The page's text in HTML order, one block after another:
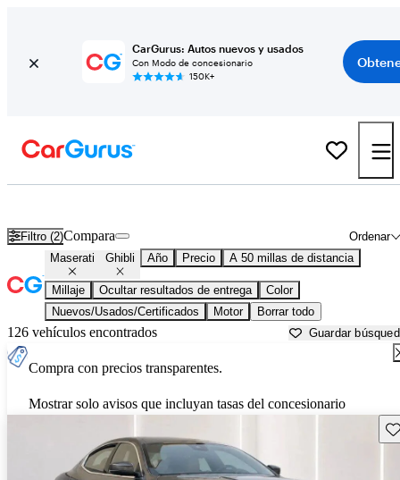
CarGurus: Autos nuevos y usados
Con Modo de concesionario
150K+
Filtro (2) Ordenar
Compara
Maserati Ghibli Año Precio A 50 millas de distancia
Millaje Ocultar resultados de entrega
Color
Nuevos/Usados/Certificados
Motor Borrar todo
126 vehículos encontrados Guardar
Compra con precios transparentes.
Mostrar solo avisos que incluyan tasas del concesionario